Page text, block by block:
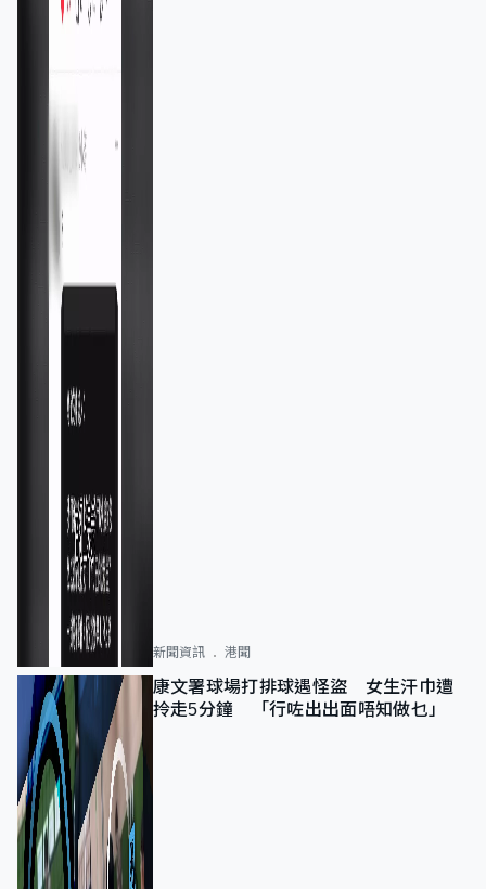
新聞資訊 港聞
康文署球場打排球遇怪盜 女生汗巾遭
拎走5分鐘 「行咗出出面唔知做乜」